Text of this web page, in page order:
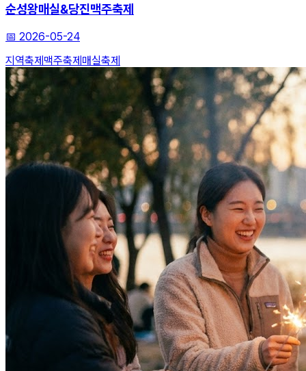
순성왕매실&당진맥주축제
📅 2026-05-24
지역축제맥주축제매실축제